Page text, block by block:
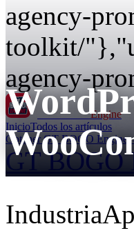
agency-
toolkit/
agency-
GT BOGOEngine
InicioTodos los artículos
Obtener GT BOGO
GT BOGO
Industria